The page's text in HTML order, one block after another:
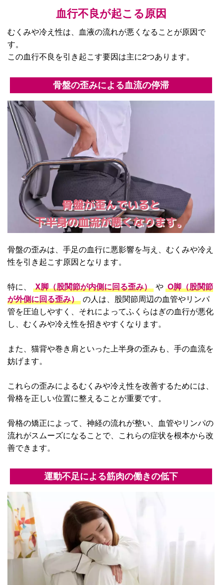
血行不良が起こる原因
むくみや冷え性は、血液の流れが悪くなることが原因で
す。
この血行不良を引き起こす要因は主に2つあります。
骨盤の歪みによる血流の停滞
骨盤が歪んでいると
下半身の血流が悪くなります。
骨盤の歪みは、手足の血行に悪影響を与え、むくみや冷え
性を引き起こす原因となります。
特に、 X脚（股関節が内側に回る歪み） や O脚（股関節
が外側に回る歪み） の人は、股関節周辺の血管やリンパ
管を圧迫しやすく、それによってふくらはぎの血行が悪化
し、むくみや冷え性を招きやすくなります。
また、猫背や巻き肩といった上半身の歪みも、手の血流を
妨げます。
これらの歪みによるむくみや冷え性を改善するためには、
骨格を正しい位置に整えることが重要です。
骨格の矯正によって、神経の流れが整い、血管やリンパの
流れがスムーズになることで、これらの症状を根本から改
善できます。
運動不足による筋肉の働きの低下